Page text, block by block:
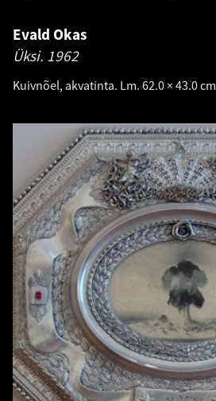
Evald Okas
Üksi. 1962
Kuivnõel, akvatinta. Lm. 62.0 × 43.0 cm